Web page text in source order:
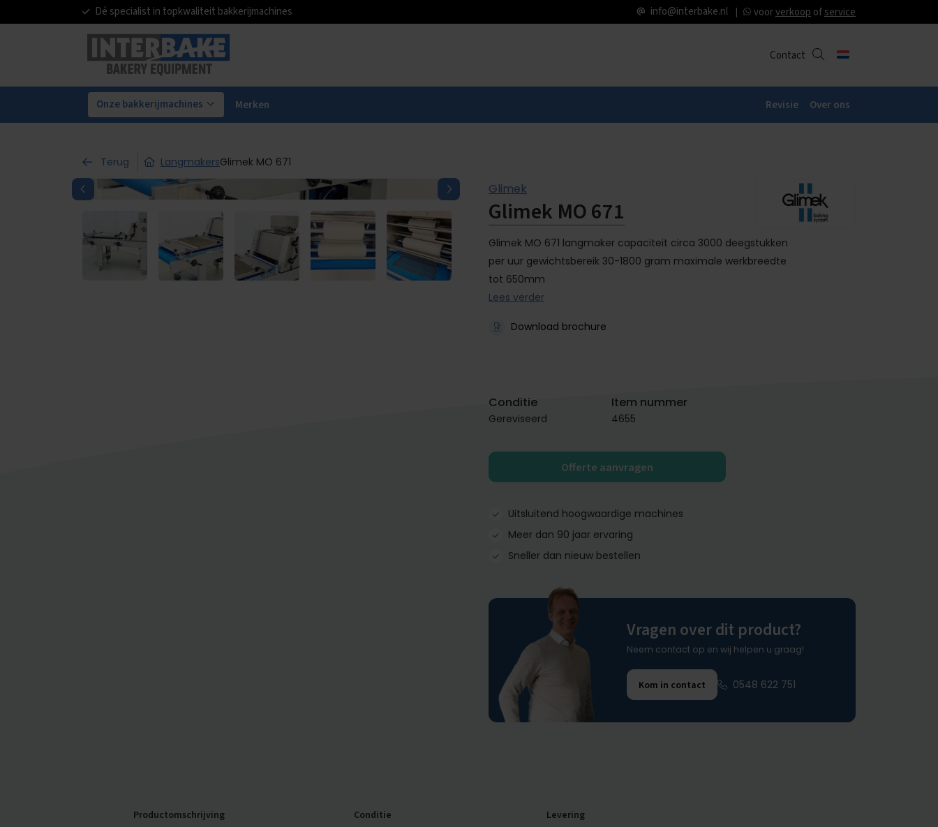
Dé specialist in topkwaliteit bakkerijmachines info@interbake.nl voorverkoop ofservice
Contact
Onze bakkerijmachines Merken Revisie Over ons
Terug LangmakersGlimek MO 671
Glimek
Glimek MO 671
Glimek MO 671 langmaker capaciteit circa 3000 deegstukken
per uur gewichtsbereik 30-1800 gram maximale werkbreedte
tot 650mm
Lees verder
Download brochure
Conditie
Gereviseerd
Item nummer
4655
Offerte aanvragen
Uitsluitend hoogwaardige machines
Meer dan 90 jaar ervaring
Sneller dan nieuw bestellen
Vragen over dit product?
Neem contact op en wij helpen u graag!
Kom in contact 0548 622 751
Productomschrijving Conditie Levering